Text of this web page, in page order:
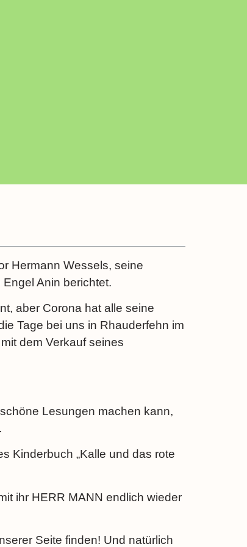
Hermann Wessels, seine
Anin berichtet.
aber Corona hat alle seine
Tage bei uns in Rhauderfehn im
dem Verkauf seines
Lesungen machen kann,
Kinderbuch „Kalle und das rote
ihr HERR MANN endlich wieder
Seite finden! Und natürlich